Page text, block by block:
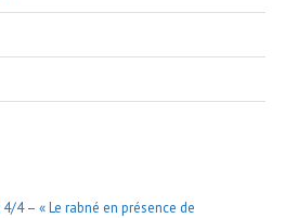
4 – « Le rabné en présence de